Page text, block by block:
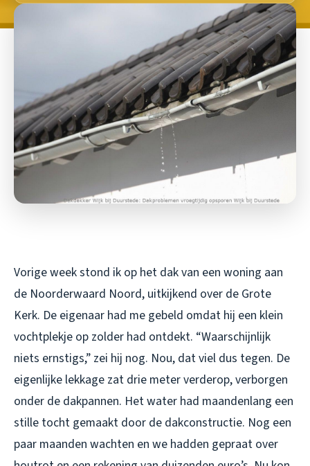
Vorige week stond ik op het dak van een woning aan
de Noorderwaard Noord, uitkijkend over de Grote
Kerk. De eigenaar had me gebeld omdat hij een klein
vochtplekje op zolder had ontdekt. “Waarschijnlijk
niets ernstigs,” zei hij nog. Nou, dat viel dus tegen. De
eigenlijke lekkage zat drie meter verderop, verborgen
onder de dakpannen. Het water had maandenlang een
stille tocht gemaakt door de dakconstructie. Nog een
paar maanden wachten en we hadden gepraat over